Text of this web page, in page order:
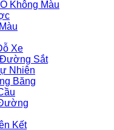
Không Màu
Xe
Sắt
Nhiên
Băng
Kết